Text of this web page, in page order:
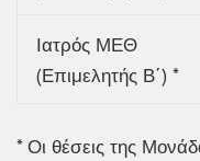
Ιατρός ΜΕΘ
(Επιμελητής Β΄) *
* Οι θέσεις της